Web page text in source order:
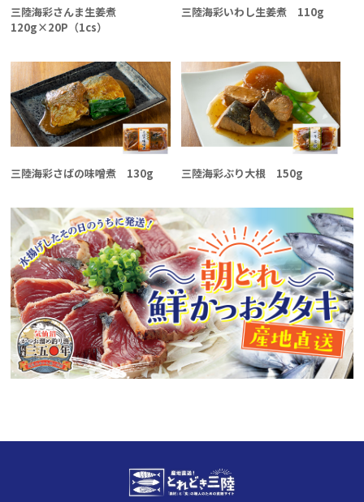
三陸海彩さんま生姜煮
120g×20P（1cs）
三陸海彩いわし生姜煮 110g
三陸海彩さばの味噌煮 130g 三陸海彩ぶり大根 150g